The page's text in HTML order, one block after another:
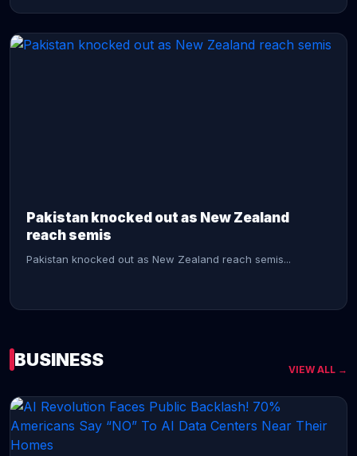
Pakistan knocked out as New Zealand
reach semis
Pakistan knocked out as New Zealand reach semis...
CONTINUE READING →
BUSINESS VIEW ALL →